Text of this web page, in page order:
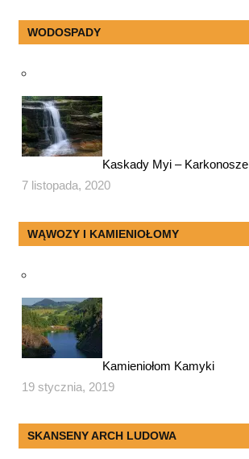
WODOSPADY
Kaskady Myi – Karkonosze
7 listopada, 2020
WĄWOZY I KAMIENIOŁOMY
Kamieniołom Kamyki
19 stycznia, 2019
SKANSENY ARCH LUDOWA